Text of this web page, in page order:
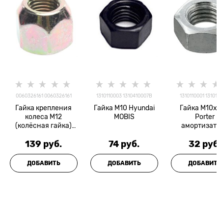
0060326161 0060326161
Гайка крепления
колеса М12
(колёсная гайка)
139 руб.
ДОБАВИТЬ
1310110003 1310410007B
Гайка M10 Hyundai
MOBIS
74 руб.
ДОБАВИТЬ
1310110001
Гайка
Porter
mobis
32